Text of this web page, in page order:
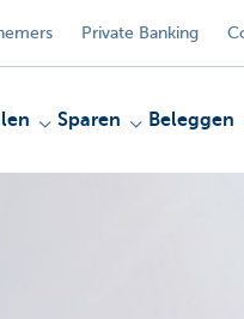
Private Banking
Sparen Beleggen